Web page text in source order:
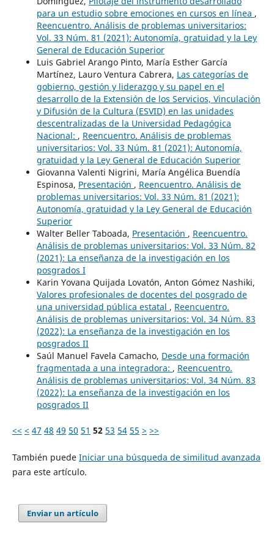
para un estudio sobre emociones en cursos en línea ,
Reencuentro. Análisis de problemas universitarios:
Vol. 33 Núm. 81 (2021): Autonomía, gratuidad y la Ley
General de Educación Superior
Luis Gabriel Arango Pinto, María Esther García
Martínez, Lauro Ventura Cabrera, Las categorías de
gobierno, gestión y liderazgo y su papel en el
desarrollo de la Extensión de los Servicios, Vinculación
y Difusión de la Cultura (ESVID) en las unidades
descentralizadas de la Universidad Pedagógica
Nacional: , Reencuentro. Análisis de problemas
universitarios: Vol. 33 Núm. 81 (2021): Autonomía,
gratuidad y la Ley General de Educación Superior
Giovanna Valenti Nigrini, María Angélica Buendía
Espinosa, Presentación , Reencuentro. Análisis de
problemas universitarios: Vol. 33 Núm. 81 (2021):
Autonomía, gratuidad y la Ley General de Educación
Superior
Walter Beller Taboada, Presentación , Reencuentro.
Análisis de problemas universitarios: Vol. 33 Núm. 82
(2021): La enseñanza de la investigación en los
posgrados I
Karin Yovana Quijada Lovatón, Anton Gómez Nashiki,
Valores profesionales de docentes del posgrado de
una universidad pública estatal , Reencuentro.
Análisis de problemas universitarios: Vol. 34 Núm. 83
(2022): La enseñanza de la investigación en los
posgrados II
Saúl Manuel Favela Camacho, Desde una formación
fragmentada a una integradora: , Reencuentro.
Análisis de problemas universitarios: Vol. 34 Núm. 83
(2022): La enseñanza de la investigación en los
posgrados II
<< < 47 48 49 50 51 52 53 54 55 > >>
También puede Iniciar una búsqueda de similitud avanzada
para este artículo.
Enviar un artículo